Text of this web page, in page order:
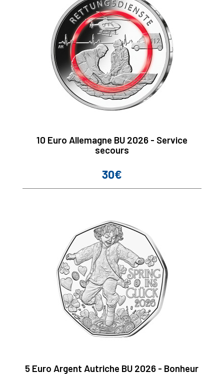
10 Euro Allemagne BU 2026 - Service
secours
Prix
30€
5 Euro Argent Autriche BU 2026 - Bonheur